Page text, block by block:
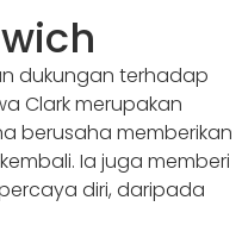
dukungan terhadap
Clark merupakan
berusaha memberikan
Ia juga memberi
diri, daripada